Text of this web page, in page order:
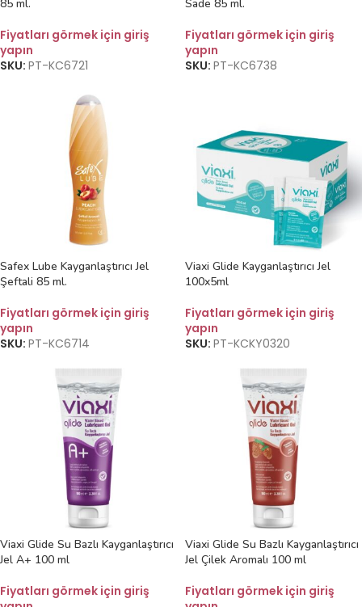
85 ml.
Fiyatları görmek için giriş
yapın
SKU: PT-KC6721
Sade 85 ml.
Fiyatları görmek için giriş
yapın
SKU: PT-KC6738
Safex Lube Kayganlaştırıcı Jel
Şeftali 85 ml.
Fiyatları görmek için giriş
yapın
SKU: PT-KC6714
Viaxi Glide Kayganlaştırıcı Jel
100x5ml
Fiyatları görmek için giriş
yapın
SKU: PT-KCKY0320
Viaxi Glide Su Bazlı Kayganlaştırıcı
Jel A+ 100 ml
Fiyatları görmek için giriş
Viaxi Glide Su Bazlı Kayganlaştırıcı
Jel Çilek Aromalı 100 ml
Fiyatları görmek için giriş